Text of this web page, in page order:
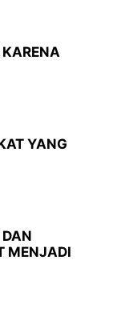
KARENA
YANG
MENJADI